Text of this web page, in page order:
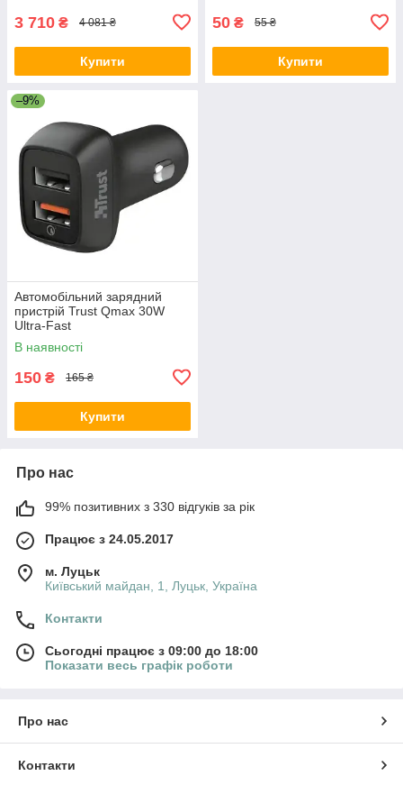
3 710 ₴ 4 081 ₴
Купити
50 ₴ 55 ₴
Купити
–9%
Автомобільний зарядний
пристрій Trust Qmax 30W
Ultra-Fast
В наявності
150 ₴ 165 ₴
Купити
Про нас
99% позитивних з 330 відгуків за рік
Працює з 24.05.2017
м. Луцьк
Київський майдан, 1, Луцьк, Україна
Контакти
Сьогодні працює з 09:00 до 18:00
Показати весь графік роботи
Про нас
Контакти